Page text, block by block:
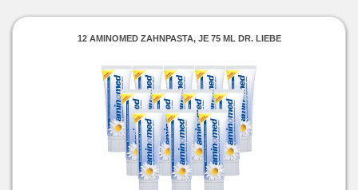
12 AMINOMED ZAHNPASTA, JE 75 ML DR. LIEBE